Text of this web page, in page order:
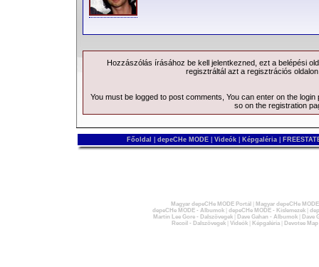
Hozzászólás írásához be kell jelentkezned, ezt a belépési
regisztráltál azt a regisztrációs
You must be logged to post comments, You can enter on the login
so on the registration
Főoldal depeCHe MODE Videók Képgaléria
Magyar depeCHe MODE Portál
Magyar depeCHe
depeCHe MODE - Albumok| depeCHe MODE - Kislemezek|
Martin Lee Gore - Dalszövegek| Dave Gahan - Albumok|
Dave
Recoil - Dalszövegek| Videók| Képgaléria| Devotee Map